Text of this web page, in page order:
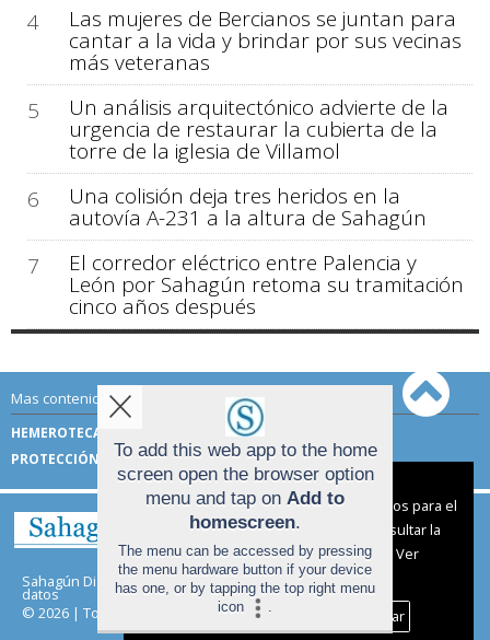
4
Las mujeres de Bercianos se juntan para
cantar a la vida y brindar por sus vecinas
más veteranas
5
Un análisis arquitectónico advierte de la
urgencia de restaurar la cubierta de la
torre de la iglesia de Villamol
6
Una colisión deja tres heridos en la
autovía A-231 a la altura de Sahagún
7
El corredor eléctrico entre Palencia y
León por Sahagún retoma su tramitación
cinco años después
Mas contenido de Sahagún Digital:
HEMEROTECA
TÉRMINOS DE USO
PROTECCIÓN DE DATOS
Sahagún Digital | Términos de uso|Protección de
datos
© 2026 | Todos los derechos reservados
Aviso sobre el Uso de cookies:
Utilizamos cookies nuestras y de terceros para el
funcionamiento del digital. Puedes consultar la
lista de cookies y como desconectarlas.
Ver
nuestra Política de Privacidad y Cookies
Aceptar Cookies
Personalizar
To add this web app to the home
screen open the browser option
menu and tap on Add to
homescreen.
The menu can be accessed by pressing
the menu hardware button if your device
has one, or by tapping the top right menu
icon
.